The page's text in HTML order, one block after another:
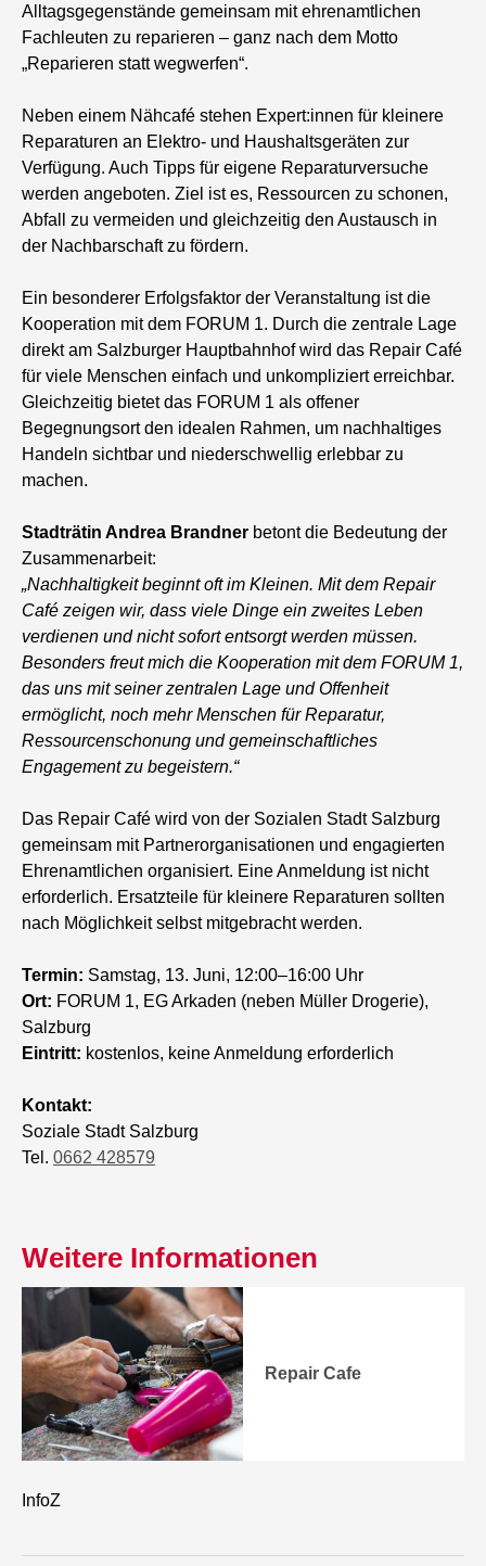
Alltagsgegenstände gemeinsam mit ehrenamtlichen
Fachleuten zu reparieren – ganz nach dem Motto
„Reparieren statt wegwerfen“.
Neben einem Nähcafé stehen Expert:innen für kleinere
Reparaturen an Elektro- und Haushaltsgeräten zur
Verfügung. Auch Tipps für eigene Reparaturversuche
werden angeboten. Ziel ist es, Ressourcen zu schonen,
Abfall zu vermeiden und gleichzeitig den Austausch in
der Nachbarschaft zu fördern.
Ein besonderer Erfolgsfaktor der Veranstaltung ist die
Kooperation mit dem FORUM 1. Durch die zentrale Lage
direkt am Salzburger Hauptbahnhof wird das Repair Café
für viele Menschen einfach und unkompliziert erreichbar.
Gleichzeitig bietet das FORUM 1 als offener
Begegnungsort den idealen Rahmen, um nachhaltiges
Handeln sichtbar und niederschwellig erlebbar zu
machen.
Stadträtin Andrea Brandner betont die Bedeutung der
Zusammenarbeit:
„Nachhaltigkeit beginnt oft im Kleinen. Mit dem Repair
Café zeigen wir, dass viele Dinge ein zweites Leben
verdienen und nicht sofort entsorgt werden müssen.
Besonders freut mich die Kooperation mit dem FORUM 1,
das uns mit seiner zentralen Lage und Offenheit
ermöglicht, noch mehr Menschen für Reparatur,
Ressourcenschonung und gemeinschaftliches
Engagement zu begeistern.“
Das Repair Café wird von der Sozialen Stadt Salzburg
gemeinsam mit Partnerorganisationen und engagierten
Ehrenamtlichen organisiert. Eine Anmeldung ist nicht
erforderlich. Ersatzteile für kleinere Reparaturen sollten
nach Möglichkeit selbst mitgebracht werden.
Termin: Samstag, 13. Juni, 12:00–16:00 Uhr
Ort: FORUM 1, EG Arkaden (neben Müller Drogerie),
Salzburg
Eintritt: kostenlos, keine Anmeldung erforderlich
Kontakt:
Soziale Stadt Salzburg
Tel.0662 428579
Weitere Informationen
Repair Cafe
InfoZ